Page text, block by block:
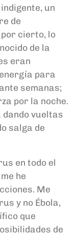
un
de
cierto, lo
de la
eran
para
semanas;
por la noche.
vueltas
salga de
en todo el
he
Me
y no Ébola,
que
de